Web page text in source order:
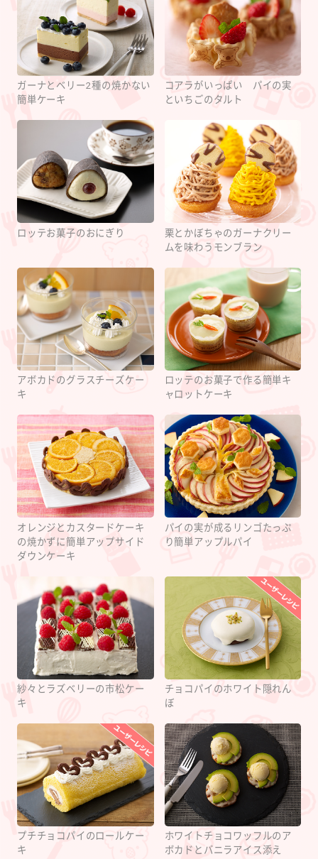
ガーナとベリー2種の焼かない
簡単ケーキ
コアラがいっぱい パイの実
といちごのタルト
ロッテお菓子のおにぎり
栗とかぼちゃのガーナクリー
ムを味わうモンブラン
アボカドのグラスチーズケー
キ
ロッテのお菓子で作る簡単キ
ャロットケーキ
オレンジとカスタードケーキ
の焼かずに簡単アップサイド
ダウンケーキ
パイの実が成るリンゴたっぷ
り簡単アップルパイ
紗々とラズベリーの市松ケー
キ
チョコパイのホワイト隠れん
ぼ
プチチョコパイのロールケー
キ
ホワイトチョコワッフルのア
ボカドとバニラアイス添え